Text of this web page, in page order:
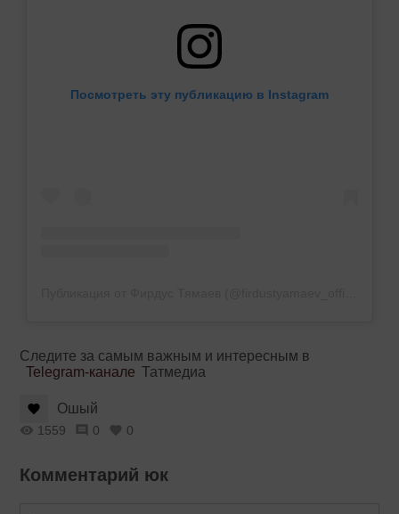
Посмотреть эту публикацию в Instagram
Следите за самым важным и интересным в
Telegram-канале Татмедиа
Ошый
1559 0 0
Комментарий юк